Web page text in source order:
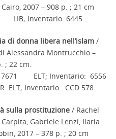
2007 – 908 p. ; 21 cm
LIB; Inventario: 6445
di donna libera nell’islam /
Alessandra Montrucchio –
; 22 cm.
ELT; Inventario: 6556
ELT; Inventario: CCD 578
sulla prostituzione / Rachel
Gabriele Lenzi, Ilaria
2017 – 378 p. ; 20 cm